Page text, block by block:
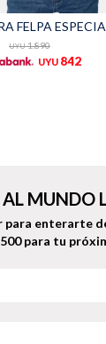
FELPA
UYU 1.890
UYU 842
MUNDO
enterarte
para tu